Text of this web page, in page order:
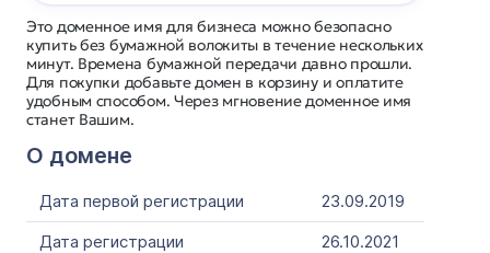
Это доменное имя для бизнеса можно безопасно
купить без бумажной волокиты в течение нескольких
минут. Времена бумажной передачи давно прошли.
Для покупки добавьте домен в корзину и оплатите
удобным способом. Через мгновение доменное имя
станет Вашим.
О домене
Дата первой регистрации
23.09.2019
Дата регистрации
26.10.2021